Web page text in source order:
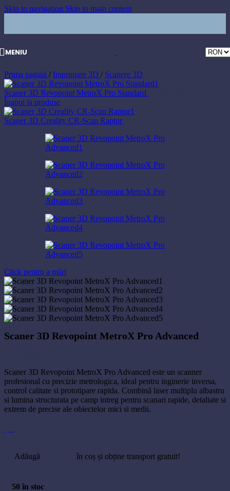
Skip to navigation Skip to main content
MENIU
Prima pagină / Imprimare 3D / Scanere 3D
Scaner 3D Revopoint MetroX Pro Standard
Înapoi la produse
Scaner 3D Creality CR-Scan Raptor
Click pentru a mări
Scaner 3D Revopoint MetroX Pro Advanced
Scaner 3D Revopoint MetroX Pro Advanced este un scanner
profesional cu precizie metrologica, ideal pentru inginerie inversa,
control calitate si prototipare rapida. Combină laser multiplu albastru
si lumina structurata pe camp intreg pentru scanari rapide, detaliate si
extrem de precise ale obiectelor mici si medii.
Adăugă în coș și obține transport gratuit!
50 în stoc